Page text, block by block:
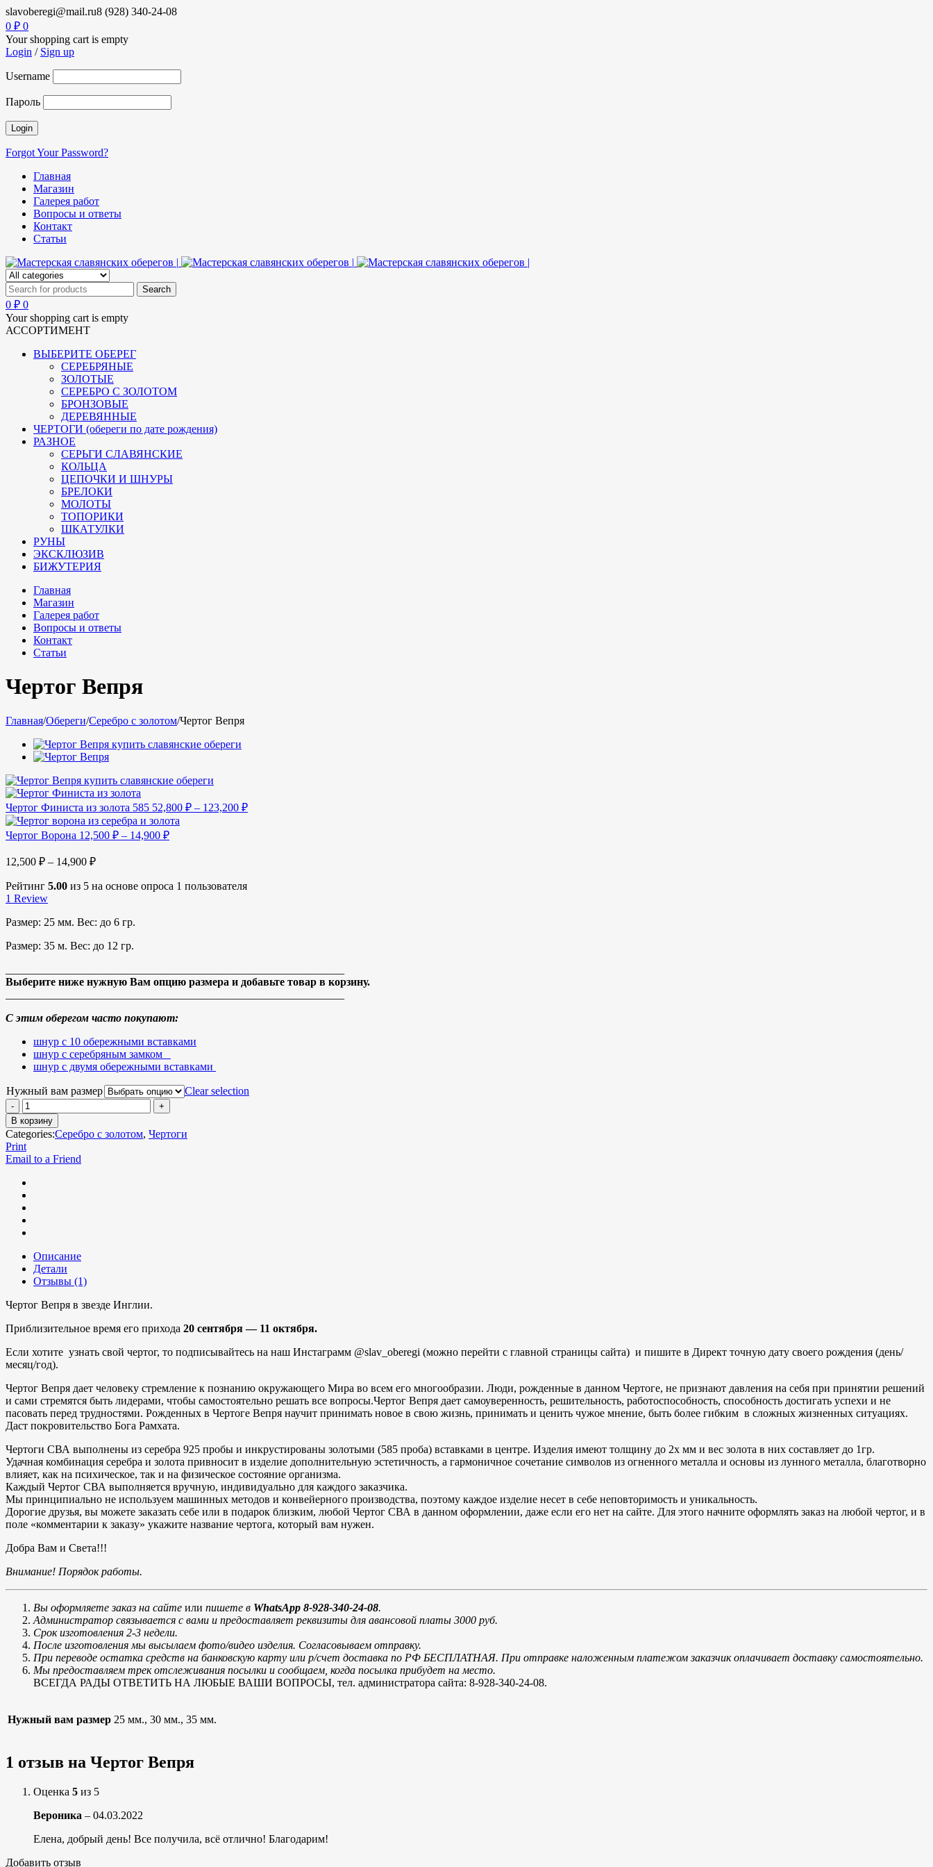
slavoberegi@mail.ru8 (928) 340-24-08
0 ₽ 0
Your shopping cart is empty
Login / Sign up
Username
Пароль
Forgot Your Password?
Главная
Магазин
Галерея работ
Вопросы и ответы
Контакт
Статьи
0 ₽ 0
Your shopping cart is empty
АССОРТИМЕНТ
ВЫБЕРИТЕ ОБЕРЕГ
СЕРЕБРЯНЫЕ
ЗОЛОТЫЕ
СЕРЕБРО С ЗОЛОТОМ
БРОНЗОВЫЕ
ДЕРЕВЯННЫЕ
ЧЕРТОГИ (обереги по дате рождения)
РАЗНОЕ
СЕРЬГИ СЛАВЯНСКИЕ
КОЛЬЦА
ЦЕПОЧКИ И ШНУРЫ
БРЕЛОКИ
МОЛОТЫ
ТОПОРИКИ
ШКАТУЛКИ
РУНЫ
ЭКСКЛЮЗИВ
БИЖУТЕРИЯ
Главная
Магазин
Галерея работ
Вопросы и ответы
Контакт
Статьи
Чертог Вепря
Главная/Обереги/Серебро с золотом/Чертог Вепря
Чертог Финиста из золота 585 52,800 ₽ – 123,200 ₽
Чертог Ворона 12,500 ₽ – 14,900 ₽
12,500 ₽ – 14,900 ₽
Рейтинг 5.00 из 5 на основе опроса 1 пользователя
1 Review
Размер: 25 мм. Вес: до 6 гр.
Размер: 35 м. Вес: до 12 гр.
Выберите ниже нужную Вам опцию размера и добавьте товар в корзину.
С этим оберегом часто покупают:
шнур с 10 обережными вставками
шнур с серебряным замком
шнур с двумя обережными вставками
Нужный вам размер Clear selection
В корзину
Categories:Серебро с золотом, Чертоги
Print
Email to a Friend
Описание
Детали
Отзывы (1)
Чертог Вепря в звезде Инглии.
Приблизительное время его прихода 20 сентября — 11 октября.
Если хотите узнать свой чертог, то подписывайтесь на наш Инстаграмм @slav_oberegi (можно перейти с главной страницы сайта) и пишите в Директ точную дату своего рождения (день/
месяц/год).
Чертог Вепря дает человеку стремление к познанию окружающего Мира во всем его многообразии. Люди, рожденные в данном Чертоге, не признают давления на себя при принятии решений
и сами стремятся быть лидерами, чтобы самостоятельно решать все вопросы.Чертог Вепря дает самоуверенность, решительность, работоспособность, способность достигать успехи и не
пасовать перед трудностями. Рожденных в Чертоге Вепря научит принимать новое в свою жизнь, принимать и ценить чужое мнение, быть более гибким в сложных жизненных ситуациях.
Даст покровительство Бога Рамхата.
Чертоги СВА выполнены из серебра 925 пробы и инкрустированы золотыми (585 проба) вставками в центре. Изделия имеют толщину до 2х мм и вес золота в них составляет до 1гр.
Удачная комбинация серебра и золота привносит в изделие дополнительную эстетичность, а гармоничное сочетание символов из огненного металла и основы из лунного металла, благотворно
влияет, как на психическое, так и на физическое состояние организма.
Каждый Чертог СВА выполняется вручную, индивидуально для каждого заказчика.
Мы принципиально не используем машинных методов и конвейерного производства, поэтому каждое изделие несет в себе неповторимость и уникальность.
Дорогие друзья, вы можете заказать себе или в подарок близким, любой Чертог СВА в данном оформлении, даже если его нет на сайте. Для этого начните оформлять заказ на любой чертог, и в
поле «комментарии к заказу» укажите название чертога, который вам нужен.
Добра Вам и Света!!!
Внимание! Порядок работы.
Вы оформляете заказ на сайте или пишете в WhatsApp 8-928-340-24-08.
Администратор связывается с вами и предоставляет реквизиты для авансовой платы 3000 руб.
Срок изготовления 2-3 недели.
После изготовления мы высылаем фото/видео изделия. Согласовываем отправку.
При переводе остатка средств на банковскую карту или р/счет доставка по РФ БЕСПЛАТНАЯ. При отправке наложенным платежом заказчик оплачивает доставку самостоятельно.
Мы предоставляем трек отслеживания посылки и сообщаем, когда посылка прибудет на место.
ВСЕГДА РАДЫ ОТВЕТИТЬ НА ЛЮБЫЕ ВАШИ ВОПРОСЫ, тел. администратора сайта: 8-928-340-24-08.
Нужный вам размер 25 мм., 30 мм., 35 мм.
1 отзыв на Чертог Вепря
Оценка 5 из 5
Вероника – 04.03.2022
Елена, добрый день! Все получила, всё отлично! Благодарим!
Добавить отзыв